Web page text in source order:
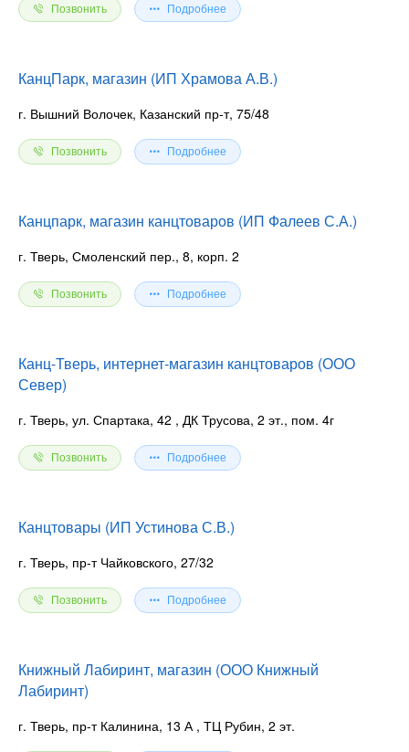
Позвонить Подробнее
КанцПарк, магазин (ИП Храмова А.В.)
г. Вышний Волочек, Казанский пр-т, 75/48
Позвонить Подробнее
Канцпарк, магазин канцтоваров (ИП Фалеев С.А.)
г. Тверь, Смоленский пер., 8, корп. 2
Позвонить Подробнее
Канц-Тверь, интернет-магазин канцтоваров (ООО
Север)
г. Тверь, ул. Спартака, 42 , ДК Трусова, 2 эт., пом. 4г
Позвонить Подробнее
Канцтовары (ИП Устинова С.В.)
г. Тверь, пр-т Чайковского, 27/32
Позвонить Подробнее
Книжный Лабиринт, магазин (ООО Книжный
Лабиринт)
г. Тверь, пр-т Калинина, 13 А , ТЦ Рубин, 2 эт.